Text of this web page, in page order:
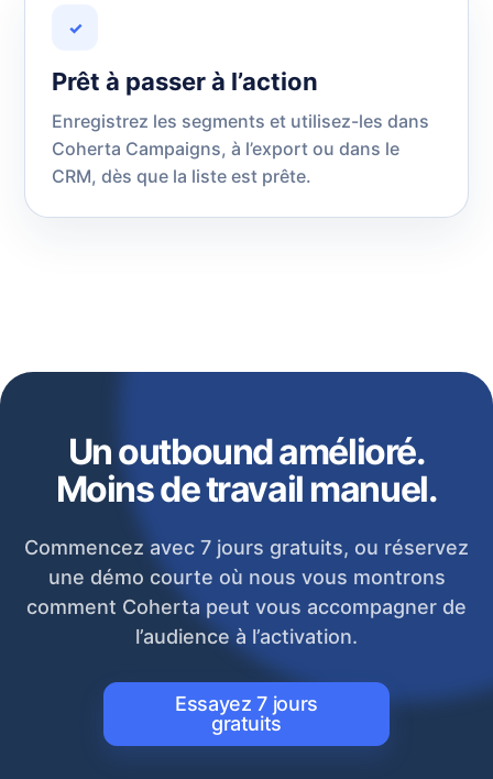
✓
Prêt à passer à l’action
Enregistrez les segments et utilisez-les dans
Coherta Campaigns, à l’export ou dans le
CRM, dès que la liste est prête.
Un outbound amélioré.
Moins de travail manuel.
Commencez avec 7 jours gratuits, ou réservez
une démo courte où nous vous montrons
comment Coherta peut vous accompagner de
l’audience à l’activation.
Essayez 7 jours
gratuits